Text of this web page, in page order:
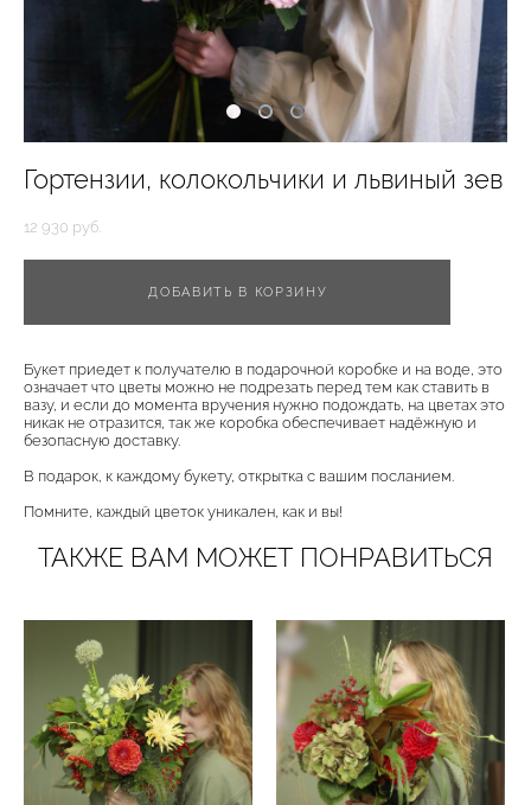
Гортензии, колокольчики и львиный зев
12 930 pуб.
ДОБАВИТЬ В КОРЗИНУ
Букет приедет к получателю в подарочной коробке и на воде, это
означает что цветы можно не подрезать перед тем как ставить в
вазу, и если до момента вручения нужно подождать, на цветах это
никак не отразится, так же коробка обеспечивает надёжную и
безопасную доставку.
В подарок, к каждому букету, открытка с вашим посланием.
Помните, каждый цветок уникален, как и вы!
ТАКЖЕ ВАМ МОЖЕТ ПОНРАВИТЬСЯ